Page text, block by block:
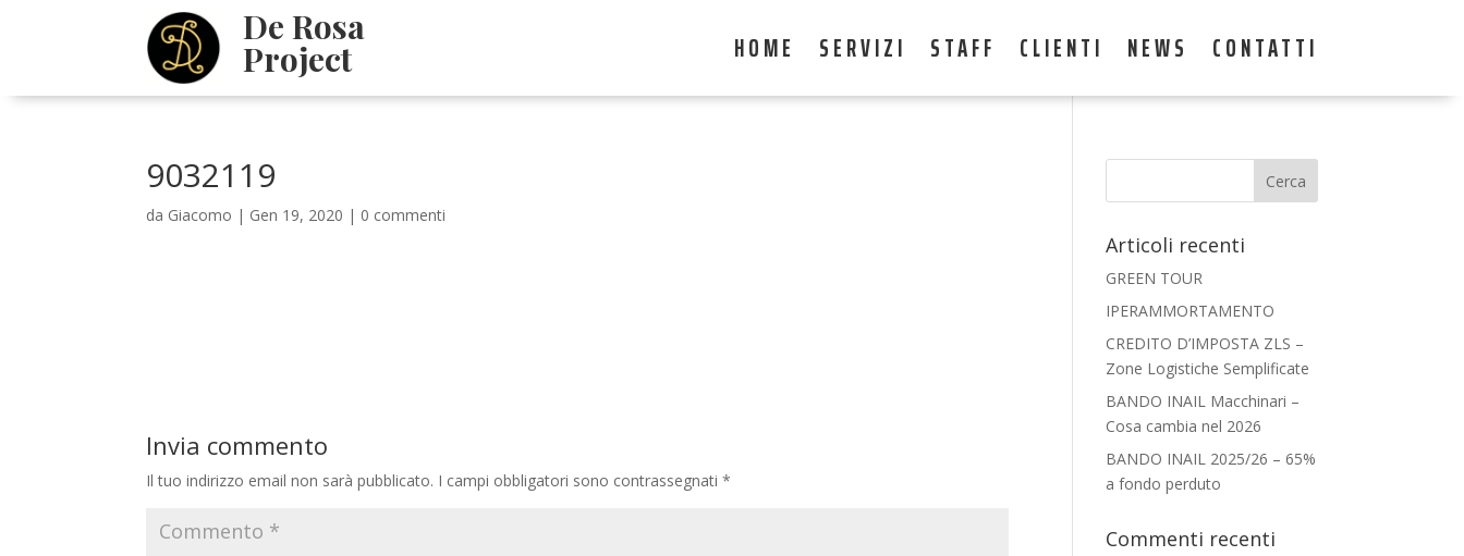
De Rosa
Project HOME SERVIZI STAFF CLIENTI NEWS CONTATTI
9032119
da Giacomo | Gen 19, 2020 | 0 commenti
Invia commento
Il tuo indirizzo email non sarà pubblicato. I campi obbligatori sono contrassegnati*
Articoli recenti
GREEN TOUR
IPERAMMORTAMENTO
CREDITO D’IMPOSTA ZLS –
Zone Logistiche Semplificate
BANDO INAIL Macchinari –
Cosa cambia nel 2026
BANDO INAIL 2025/26 – 65%
a fondo perduto
Commenti recenti